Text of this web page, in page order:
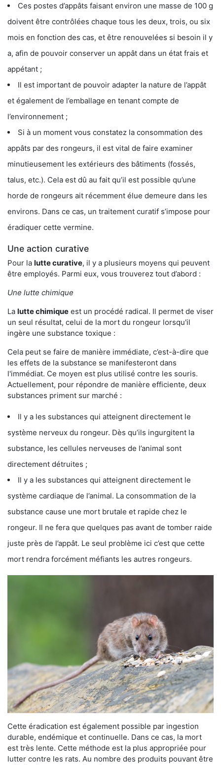
Ces postes d’appâts faisant environ une masse de 100 g
doivent être contrôlées chaque tous les deux, trois, ou six
mois en fonction des cas, et être renouvelées si besoin il y
a, afin de pouvoir conserver un appât dans un état frais et
appétant ;
Il est important de pouvoir adapter la nature de l’appât
et également de l’emballage en tenant compte de
l’environnement ;
Si à un moment vous constatez la consommation des
appâts par des rongeurs, il est vital de faire examiner
minutieusement les extérieurs des bâtiments (fossés,
talus, etc.). Cela est dû au fait qu’il est possible qu’une
horde de rongeurs ait récemment élue demeure dans les
environs. Dans ce cas, un traitement curatif s’impose pour
éradiquer cette vermine.
Une action curative
Pour la lutte curative, il y a plusieurs moyens qui peuvent
être employés. Parmi eux, vous trouverez tout d’abord :
Une lutte chimique
La lutte chimique est un procédé radical. Il permet de viser
un seul résultat, celui de la mort du rongeur lorsqu'il
ingère une substance toxique :
Cela peut se faire de manière immédiate, c’est-à-dire que
les effets de la substance se manifesteront dans
l'immédiat. Ce moyen est plus utilisé contre les souris.
Actuellement, pour répondre de manière efficiente, deux
substances priment sur marché :
Il y a les substances qui atteignent directement le
système nerveux du rongeur. Dès qu’ils ingurgitent la
substance, les cellules nerveuses de l’animal sont
directement détruites ;
Il y a les substances qui atteignent directement le
système cardiaque de l’animal. La consommation de la
substance cause une mort brutale et rapide chez le
rongeur. Il ne fera que quelques pas avant de tomber raide
juste près de l’appât. Le seul problème ici c’est que cette
mort rendra forcément méfiants les autres rongeurs.
Cette éradication est également possible par ingestion
durable, endémique et continuelle. Dans ce cas, la mort
est très lente. Cette méthode est la plus appropriée pour
lutter contre les rats. Au nombre des produits pouvant être